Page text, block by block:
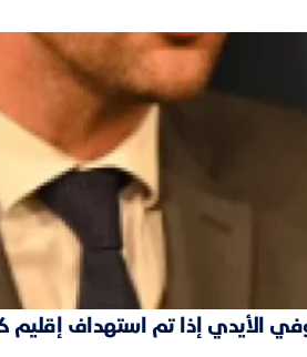
الأيدي إذا تم استهداف إقليم